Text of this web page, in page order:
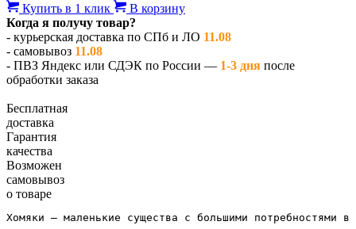
Купить в 1 клик
В корзину
Когда я получу товар?
- курьерская доставка по СПб и ЛО 11.08
- самовывоз 11.08
- ПВЗ Яндекс или СДЭК по России — 1-3 дня после
обработки заказа
Бесплатная
доставка
Гарантия
качества
Возможен
самовывоз
о товаре
Хомяки — маленькие существа с большими потребностями